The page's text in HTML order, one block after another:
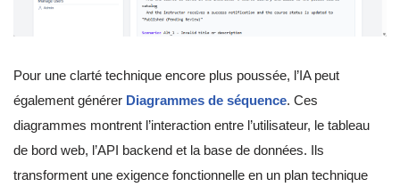
Pour une clarté technique encore plus poussée, l’IA peut
également générer Diagrammes de séquence. Ces
diagrammes montrent l’interaction entre l’utilisateur, le tableau
de bord web, l’API backend et la base de données. Ils
transforment une exigence fonctionnelle en un plan technique